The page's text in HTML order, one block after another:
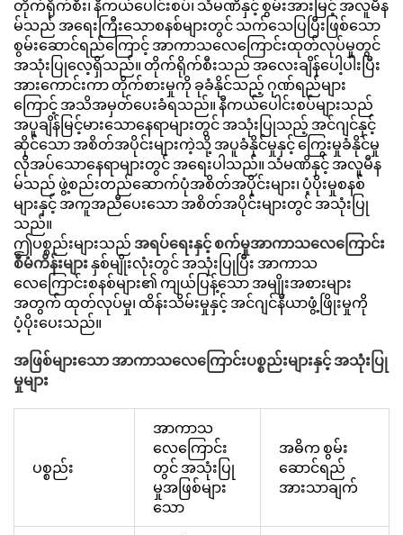
တိုက်ရိုက်စီး၊ နီကယ်ပေါင်းစပ်၊ သံမဏိနှင့် စွမ်းအားမြင့် အလူမီန
မ်သည် အရေးကြီးသောစနစ်များတွင် သက်သေပြပြီးဖြစ်သော
စွမ်းဆောင်ရည်ကြောင့် အာကာသလေကြောင်းထုတ်လုပ်မှုတွင်
အသုံးပြုလေ့ရှိသည်။ တိုက်ရိုက်စီးသည် အလေးချိန်ပေါ့ပါးပြီး
အားကောင်းကာ တိုက်စားမှုကို ခုခံနိုင်သည့် ဂုဏ်ရည်များ
ကြောင့် အသိအမှတ်ပေးခံရသည်။ နီကယ်ပေါင်းစပ်များသည်
အပူချိန်မြင့်မားသောနေရာများတွင် အသုံးပြုသည့် အင်ဂျင်နှင့်
ဆိုင်သော အစိတ်အပိုင်းများကဲ့သို့ အပူခံနိုင်မှုနှင့် ကြွေးမှုခံနိုင်မှု
လိုအပ်သောနေရာများတွင် အရေးပါသည်။ သံမဏိနှင့် အလူမီန
မ်သည် ဖွဲ့စည်းတည်ဆောက်ပုံအစိတ်အပိုင်းများ၊ ပံ့ပိုးမှုစနစ်
များနှင့် အကူအညီပေးသော အစိတ်အပိုင်းများတွင် အသုံးပြု
သည်။
ဤပစ္စည်းများသည် အရပ်ရေးနှင့် စက်မှုအာကာသလေကြောင်း
စီမံကိန်းများနှစ်မျိုးလုံးတွင် အသုံးပြုပြီး အာကာသ
လေကြောင်းစနစ်များ၏ ကျယ်ပြန့်သော အမျိုးအစားများ
အတွက် ထုတ်လုပ်မှု၊ ထိန်းသိမ်းမှုနှင့် အင်ဂျင်နီယာဖွံ့ဖြိုးမှုကို
ပံ့ပိုးပေးသည်။
အဖြစ်များသော အာကာသလေကြောင်းပစ္စည်းများနှင့် အသုံးပြု
မှုများ
ပစ္စည်း
အာကာသ
လေကြောင်း
တွင် အသုံးပြု
မှုအဖြစ်များ
သော
အဓိက စွမ်း
ဆောင်ရည်
အားသာချက်